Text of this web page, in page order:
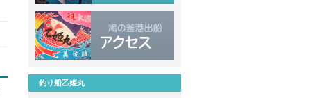
釣り船乙姫丸